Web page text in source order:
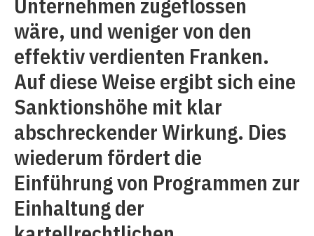
wäre, und weniger von den
effektiv verdienten Franken.
Auf diese Weise ergibt sich eine
Sanktionshöhe mit klar
abschreckender Wirkung. Dies
wiederum fördert die
Einführung von Programmen zur
Einhaltung der